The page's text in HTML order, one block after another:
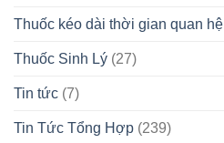
Thuốc kéo dài thời gian quan hệ
Thuốc Sinh Lý (27)
Tin tức (7)
Tin Tức Tổng Hợp (239)